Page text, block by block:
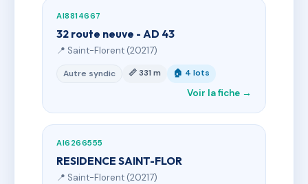
AI8814667
32 route neuve - AD 43
📍 Saint-Florent (20217)
Autre syndic 📏 331 m 🏠 4 lots
Voir la fiche →
AI6266555
RESIDENCE SAINT-FLOR
📍 Saint-Florent (20217)